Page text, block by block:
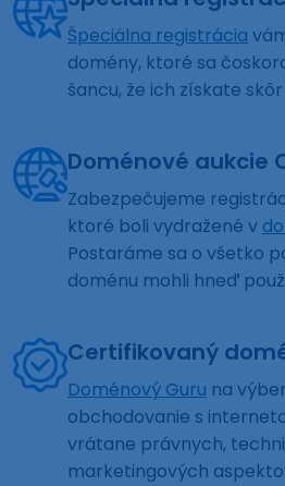
Špeciálna registrácia
domény, ktoré sa
šancu, že ich získate
Doménové aukcie
Zabezpečujeme
ktoré boli vydražené v
Postaráme sa o všetko
doménu mohli hneď
Certifikovaný
Doménový Guru na
obchodovanie s
vrátane právnych,
marketingových